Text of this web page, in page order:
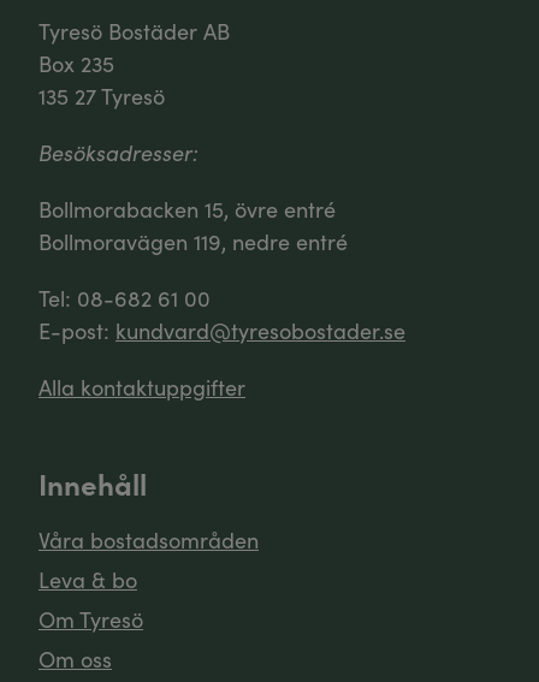
Tyresö Bostäder AB
Box 235
135 27 Tyresö
Besöksadresser:
Bollmorabacken 15, övre entré
Bollmoravägen 119, nedre entré
Tel: 08-682 61 00
E-post: kundvard@tyresobostader.se
Alla kontaktuppgifter
Innehåll
Våra bostadsområden
Leva & bo
Om Tyresö
Om oss